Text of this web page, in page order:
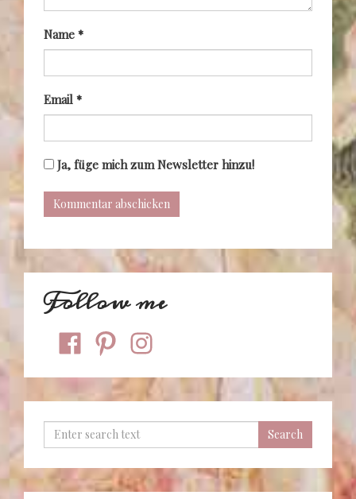
Name *
Email *
Ja, füge mich zum Newsletter hinzu!
Follow me
facebookpinterestinstagram